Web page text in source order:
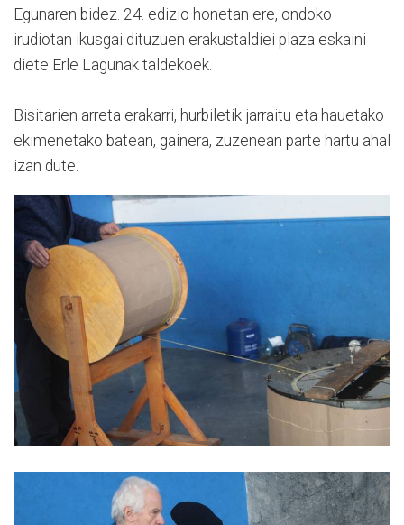
Egunaren bidez. 24. edizio honetan ere, ondoko
irudiotan ikusgai dituzuen erakustaldiei plaza eskaini
diete Erle Lagunak taldekoek.
Bisitarien arreta erakarri, hurbiletik jarraitu eta hauetako
ekimenetako batean, gainera, zuzenean parte hartu ahal
izan dute.